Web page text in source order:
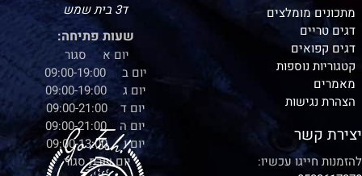
מתכונים מומלצים
דגים טריים
דגים קפואים
קטגוריות נוספות
מאמרים
הצהרת נגישות
ד3 בית שמש
שעות פתיחה:
יום א סגור
יום ב 09:00-19:00
יום ג 09:00-19:00
יום ד 09:00-21:00
יום ה 09:00-21:00
יום ו 09:00-13:00
יום שבת סגור
יצירת קשר
להזמנות חייגו עכשיו: